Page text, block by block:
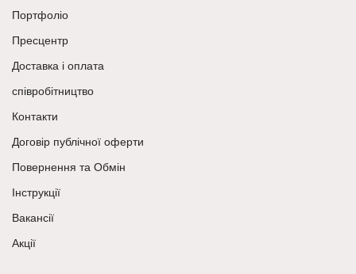
Портфоліо
Пресцентр
Доставка і оплата
співробітництво
Контакти
Договір публічної оферти
Повернення та Обмін
Інструкції
Вакансії
Акції